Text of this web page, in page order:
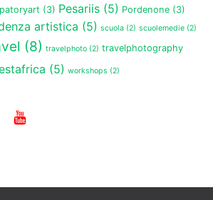
(3) Pesariis (5) Pordenone (3)
artistica (5) scuola (2) scuolemedie (2)
(8) travelphoto (2) travelphotography
(5) workshops (2)